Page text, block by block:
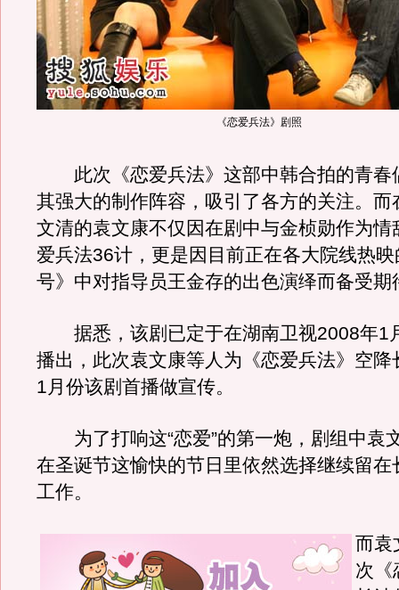
《恋爱兵法》剧照
此次《恋爱兵法》这部中韩合拍的青春
其强大的制作阵容，吸引了各方的关注。而
文清的袁文康不仅因在剧中与金桢勋作为情
爱兵法36计，更是因目前正在各大院线热
号》中对指导员王金存的出色演绎而备受期
据悉，该剧已定于在湖南卫视2008年1
播出，此次袁文康等人为《恋爱兵法》空降
1月份该剧首播做宣传。
为了打响这“恋爱”的第一炮，剧组中袁
在圣诞节这愉快的节日里依然选择继续留在
工作。
而袁
次《